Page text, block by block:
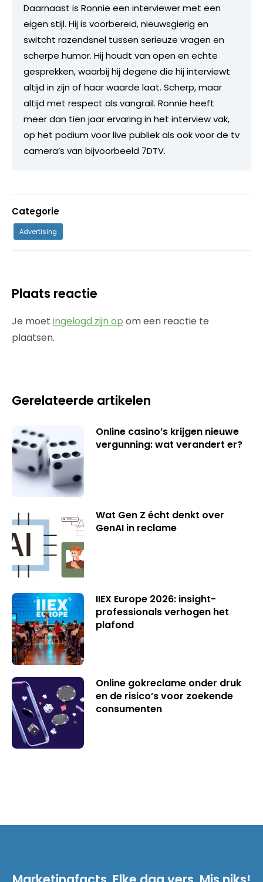
Daarnaast is Ronnie een interviewer met een
eigen stijl. Hij is voorbereid, nieuwsgierig en
switcht razendsnel tussen serieuze vragen en
scherpe humor. Hij houdt van open en echte
gesprekken, waarbij hij degene die hij interviewt
altijd in zijn of haar waarde laat. Scherp, maar
altijd met respect als vangrail. Ronnie heeft
meer dan tien jaar ervaring in het interview vak,
op het podium voor live publiek als ook voor de tv
camera’s van bijvoorbeeld 7DTV.
Categorie
Advertising
Plaats reactie
Je moet ingelogd zijn op om een reactie te
plaatsen.
Gerelateerde artikelen
Online casino’s krijgen nieuwe
vergunning: wat verandert er?
Wat Gen Z écht denkt over
GenAI in reclame
IIEX Europe 2026: insight-
professionals verhogen het
plafond
Online gokreclame onder druk
en de risico’s voor zoekende
consumenten